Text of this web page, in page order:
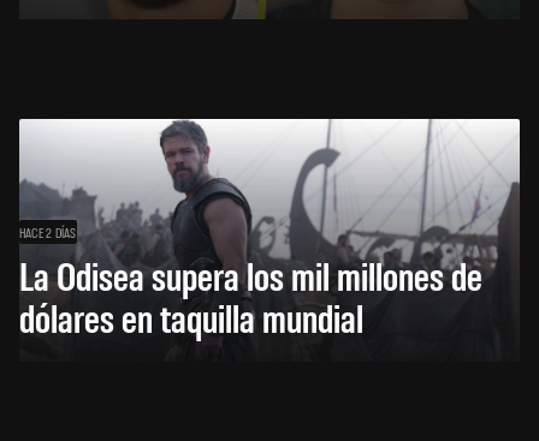
HACE 2 DÍAS
La Odisea supera los mil millones de
dólares en taquilla mundial